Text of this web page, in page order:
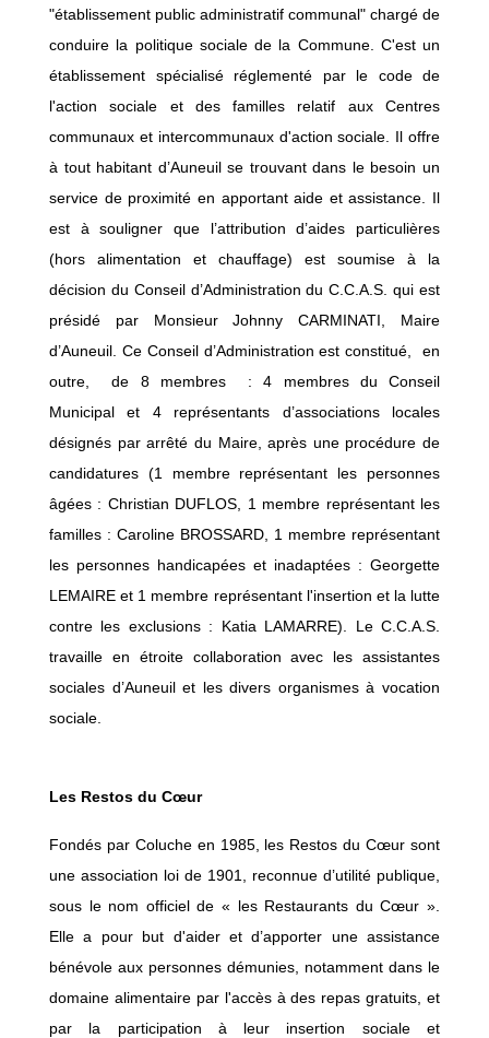
"établissement public administratif communal" chargé de
conduire la politique sociale de la Commune. C'est un
établissement spécialisé réglementé par le code de
l'action sociale et des familles relatif aux Centres
communaux et intercommunaux d'action sociale. Il offre
à tout habitant d’Auneuil se trouvant dans le besoin un
service de proximité en apportant aide et assistance. Il
est à souligner que l’attribution d’aides particulières
(hors alimentation et chauffage) est soumise à la
décision du Conseil d’Administration du C.C.A.S. qui est
présidé par Monsieur Johnny CARMINATI, Maire
d’Auneuil. Ce Conseil d’Administration est constitué, en
outre, de 8 membres : 4 membres du Conseil
Municipal et 4 représentants d’associations locales
désignés par arrêté du Maire, après une procédure de
candidatures (1 membre représentant les personnes
âgées : Christian DUFLOS, 1 membre représentant les
familles : Caroline BROSSARD, 1 membre représentant
les personnes handicapées et inadaptées : Georgette
LEMAIRE et 1 membre représentant l'insertion et la lutte
contre les exclusions : Katia LAMARRE). Le C.C.A.S.
travaille en étroite collaboration avec les assistantes
sociales d’Auneuil et les divers organismes à vocation
sociale.
Les Restos du Cœur
Fondés par Coluche en 1985, les Restos du Cœur sont
une association loi de 1901, reconnue d’utilité publique,
sous le nom officiel de « les Restaurants du Cœur ».
Elle a pour but d'aider et d’apporter une assistance
bénévole aux personnes démunies, notamment dans le
domaine alimentaire par l'accès à des repas gratuits, et
par la participation à leur insertion sociale et